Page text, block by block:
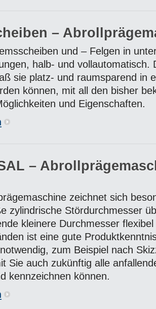
–
und – Felgen in
halb- und vollautomatisch.
sie platz- und raumsparend in
können, mit all den bisher
und Eigenschaften.
–
zeichnet sich
zylindrische Stördurchmesser
kleinere Durchmesser
ist eine gute
zum Beispiel nach
Sie auch zukünftig alle
kennzeichnen können.